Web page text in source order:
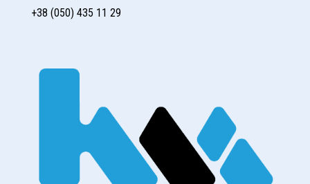
+38 (050) 435 11 29